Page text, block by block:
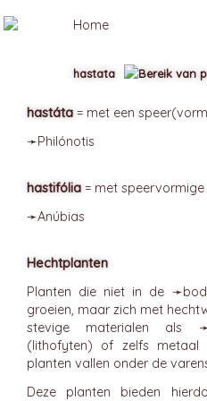
hastáta = met een
➛Philónotis
hastifólia = met speervormige
➛Anúbias
Hechtplanten
Planten die niet in de ➛
groeien, maar zich met
stevige materialen als
(lithofyten) of zelfs metaal
planten vallen onder de
Deze planten bieden
hastata